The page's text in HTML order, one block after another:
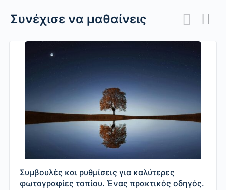
Συνέχισε να μαθαίνεις
Συμβουλές και ρυθμίσεις για καλύτερες
φωτογραφίες τοπίου. Ένας πρακτικός οδηγός.